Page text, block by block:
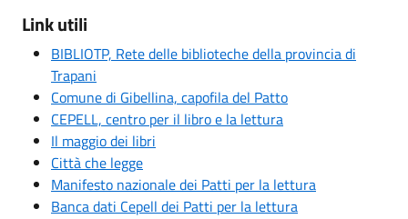
Link utili
BIBLIOTP, Rete delle biblioteche della provincia di
Trapani
Comune di Gibellina, capofila del Patto
CEPELL, centro per il libro e la lettura
Il maggio dei libri
Città che legge
Manifesto nazionale dei Patti per la lettura
Banca dati Cepell dei Patti per la lettura